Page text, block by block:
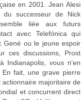
en 2001. Jean Alesi
successeur de Nick
liée aux futurs
avec Telefónica qui
Gené ou le jeune espoir
ces discussions, Prost
Indianapolis, vous n'en
fait, une grave pierre
majoritaire de
et concurrent direct